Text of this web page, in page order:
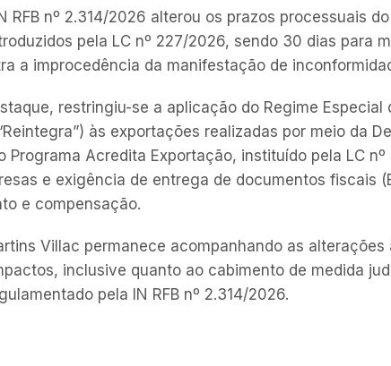
RFB nº 2.314/2026 alterou os prazos processuais
pela LC nº 227/2026, sendo 30 dias
a improcedência da manifestação de
restringiu-se a aplicação do Regime
às exportações realizadas por meio da
Programa Acredita Exportação, instituído pela LC
e exigência de entrega de documentos fiscais
e compensação.
Villac permanece acompanhando as
inclusive quanto ao cabimento de medida
pela IN RFB nº 2.314/2026.